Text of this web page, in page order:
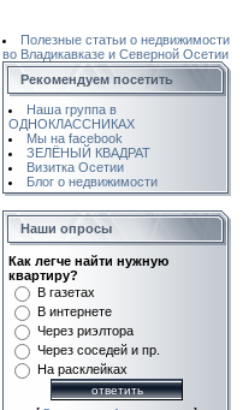
Полезные статьи о недвижимости
во Владикавказе и Северной Осетии
Рекомендуем посетить
Наша группа в
ОДНОКЛАССНИКАХ
Мы на facebook
ЗЕЛЁНЫЙ КВАДРАТ
Визитка Осетии
Блог о недвижимости
Наши опросы
Как легче найти нужную
квартиру?
В газетах
В интернете
Через риэлтора
Через соседей и пр.
На расклейках